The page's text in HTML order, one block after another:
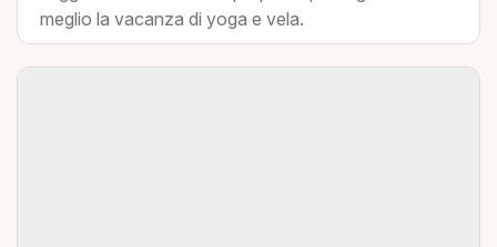
meglio la vacanza di yoga e vela.